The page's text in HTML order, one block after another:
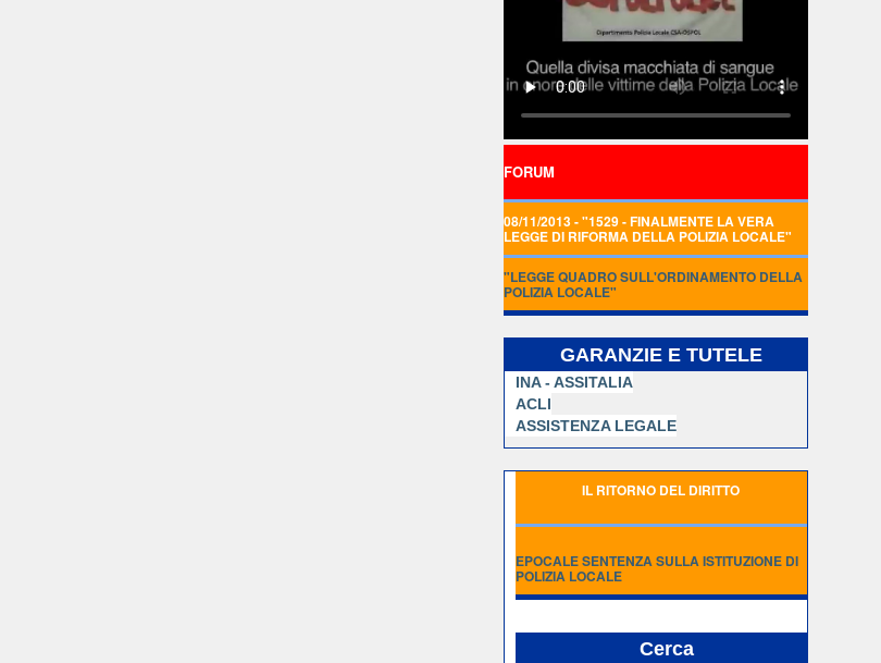
FORUM
08/11/2013 - "1529 - FINALMENTE LA VERA
LEGGE DI RIFORMA DELLA POLIZIA LOCALE"
"LEGGE QUADRO SULL'ORDINAMENTO DELLA
POLIZIA LOCALE"
GARANZIE E TUTELE
INA - ASSITALIA
ACLI
ASSISTENZA LEGALE
IL RITORNO DEL DIRITTO
EPOCALE SENTENZA SULLA ISTITUZIONE DI
POLIZIA LOCALE
Cerca